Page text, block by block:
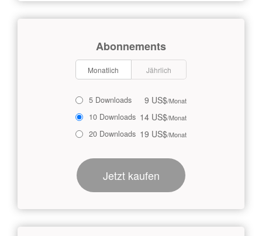
Abonnements
Monatlich Jährlich
5 Downloads 9 US$/Monat
10 Downloads 14 US$/Monat
20 Downloads 19 US$/Monat
Jetzt kaufen